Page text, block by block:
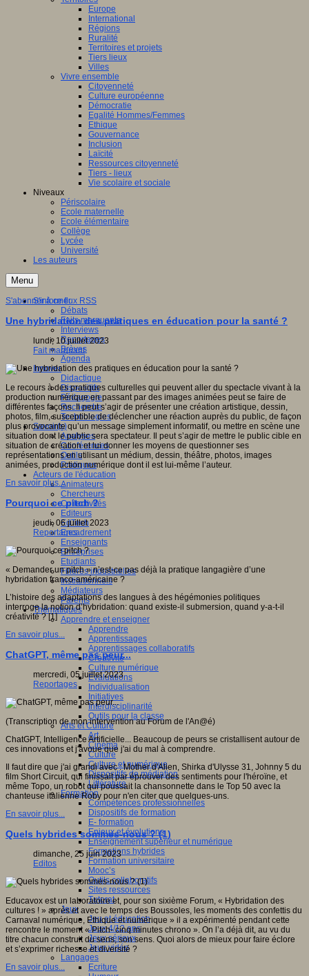
Europe
International
Régions
Ruralité
Territoires et projets
Tiers lieux
Villes
Vivre ensemble
Citoyenneté
Culture européenne
Démocratie
Egalité Hommes/Femmes
Ethique
Gouvernance
Inclusion
Laïcité
Ressources citoyenneté
Tiers - lieux
Vie scolaire et sociale
Niveaux
Périscolaire
Ecole maternelle
Ecole élémentaire
Collège
Lycée
Université
Les auteurs
Menu
S'informer
Débats
Faits marquants
Interviews
Reportages
Brèves
Agenda
Innover
Didactique
Dispositifs
Pédagogie
Recherche
Technologies
Savoir(s)
Analyses
Conférences
Outils
Pratiques
Acteurs de l'éducation
Animateurs
Chercheurs
Collectivités
Editeurs
EdTech
Encadrement
Enseignants
Entreprises
Etudiants
Filières industrielles
Institutionnels
Médiateurs
Parents
Thématiques
Apprendre et enseigner
Apprendre
Apprentissages
Apprentissages collaboratifs
Créativité
Culture numérique
Evaluations
Individualisation
Initiatives
Interdisciplinarité
Outils pour la classe
Arts et Culture
Art
Cinéma
Culture
Culture et numérique
Dispositifs de médiation
Littérature
Formation
Compétences professionnelles
Dispositifs de formation
E- formation
Enjeux et évolutions
Enseignement supérieur et numérique
Formations hybrides
Formation universitaire
Mooc’s
Outils collaboratifs
Sites ressources
Tutorat
Jeux
Jeu et éducation
Jeux 4/12 ans
Jeux sérieux
Jeux vidéo
Langages
Ecriture
S'abonner à ce flux RSS
Une hybridation des pratiques en éducation pour la santé ?
lundi, 10 juillet 2023
Fait marquant
Le recours à des pratiques culturelles qui peuvent aller du spectacle vivant à la
production numérique en passant par des images animées peut se faire de
différentes façons. Il peut s’agir de présenter une création artistique, dessin,
photos, film, susceptible de déclencher une réaction auprès du public, de façon
plus provocante qu’un message simplement informatif, ou mettre en scène une
situation dont le public sera spectateur. Il peut s’agir de mettre le public cible en
situation de création et lui donner les moyens de questionner ses
représentations en utilisant un médium, dessin, théâtre, photos, images
animées, production numérique dont il est lui-même l’auteur.
En savoir plus...
Pourquoi ce pitch ?
jeudi, 06 juillet 2023
Reportages
« Demander un pitch » n’est-ce pas déjà la pratique langagière d’une
hybridation franco-américaine ?
L’histoire des adaptations des langues à des hégémonies politiques
interroge la notion d’hybridation: quand existe-il submersion, quand y-a-t-il
créativité ? [1]
En savoir plus...
ChatGPT, même pas peur...
mercredi, 05 juillet 2023
Reportages
(Transcription de mon intervention au Forum de l'An@é)
ChatGPT, Intelligence Artificielle... Beaucoup de peurs se cristallisent autour de
ces innovations et j'avoue que j'ai du mal à comprendre.
Il faut dire que j'ai grandi avec : Mother d'Alien, Shirka d'Ulysse 31, Johnny 5 du
film Short Circuit, qui finissait par éprouver des sentiments pour l'héroïne, et
même Topo, un robot qui poussait la chansonnette dans le Top 50 avec la
chanteuse italienne Roby pour n'en citer que quelques-uns.
En savoir plus...
Quels hybrides sommes-nous ? (1)
dimanche, 25 juin 2023
Editos
Educavox est un laboratoire et, pour son sixième Forum, « Hybridation des
cultures ! » après et avec le temps des Boussoles, les moments des confettis du
Carnaval numérique, Ethique et numérique » il a expérimenté pendant cette
rencontre le moment « Pitch- cinq minutes chrono ». On l’a déjà dit, au vu du
titre chacun construit du sens, son sens. Quoi alors de mieux pour faire éclore
et s’exprimer richesse et diversité ?
En savoir plus...